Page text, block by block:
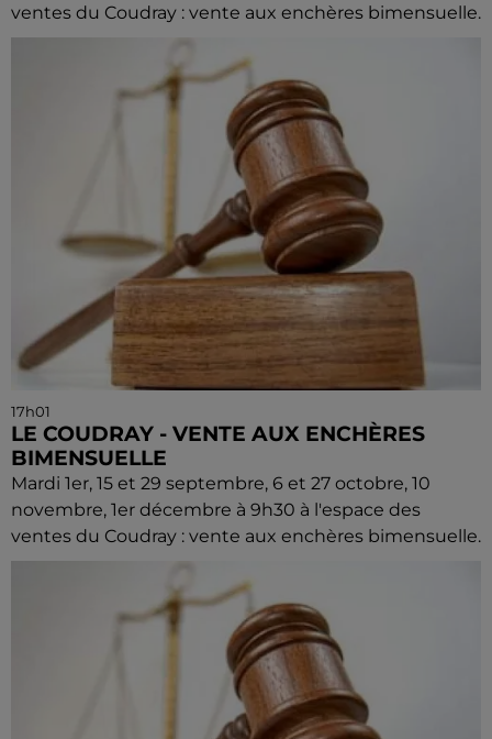
ventes du Coudray : vente aux enchères bimensuelle.
17h01
LE COUDRAY - VENTE AUX ENCHÈRES
BIMENSUELLE
Mardi 1er, 15 et 29 septembre, 6 et 27 octobre, 10
novembre, 1er décembre à 9h30 à l'espace des
ventes du Coudray : vente aux enchères bimensuelle.